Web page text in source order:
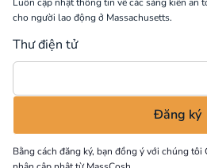
cho người lao động ở Massachusetts.
Thư điện tử
Bằng cách đăng ký, bạn đồng ý với chúng tôi